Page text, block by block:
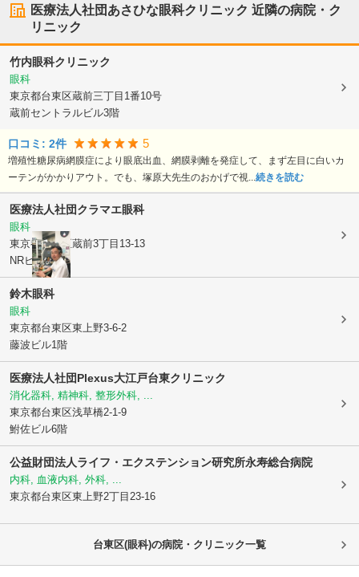
医療法人社団あさひな眼科クリニック 近隣の病院・ク
リニック
竹内眼科クリニック
眼科
東京都台東区蔵前三丁目1番10号
蔵前セントラルビル3階
口コミ: 2件 5
増殖性糖尿病網膜症により眼底出血、網膜剥離を発症して、まず左目に白いカ
ーテンがかかりアウト。でも、塚原大先生のおかげで視... 続きを読む
医療法人社団クラマエ眼科
眼科
東京都台東区蔵前3丁目13-13
NRビル2階
鈴木眼科
眼科
東京都台東区東上野3-6-2
藤波ビル1階
医療法人社団Plexus大江戸台東クリニック
消化器科, 精神科, 整形外科, ...
東京都台東区浅草橋2-1-9
鮒佐ビル6階
公益財団法人ライフ・エクステンション研究所永寿総合病院
内科, 血液内科, 外科, ...
東京都台東区東上野2丁目23-16
台東区(眼科)の病院・クリニック一覧